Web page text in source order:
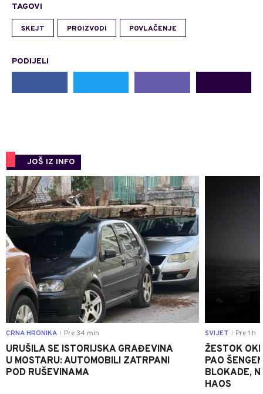
TAGOVI
SKEJT PROIZVODI POVLAČENJE
PODIJELI
JOŠ IZ INFO
0
CRNA HRONIKA Pre 34 min
URUŠILA SE ISTORIJSKA GRAĐEVINA
U MOSTARU: AUTOMOBILI ZATRPANI
POD RUŠEVINAMA
SVIJET Pre 1 h
ŽESTOK
PAO
BLOKADE,
HAOS